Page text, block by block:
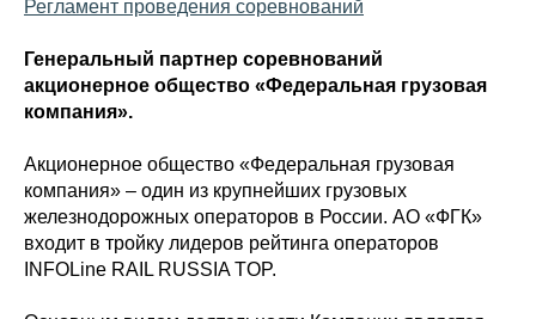
Регламент проведения соревнований
Генеральный партнер соревнований
акционерное общество «Федеральная грузовая
компания».
Акционерное общество «Федеральная грузовая
компания» – один из крупнейших грузовых
железнодорожных операторов в России. АО «ФГК»
входит в тройку лидеров рейтинга операторов
INFOLine RAIL RUSSIA TOP.